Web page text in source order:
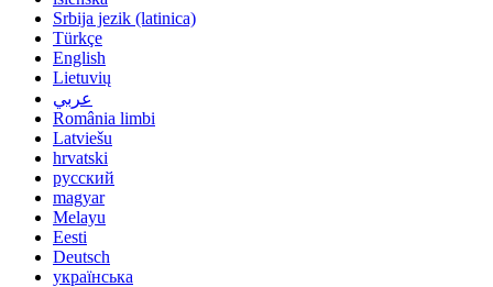
Srbija jezik (latinica)
Türkçe
English
Lietuvių
عربي
România limbi
Latviešu
hrvatski
русский
magyar
Melayu
Eesti
Deutsch
українська